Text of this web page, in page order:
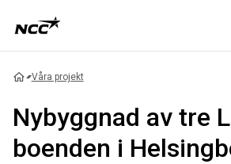
Våra projekt
Nybyggnad av tre
boenden i